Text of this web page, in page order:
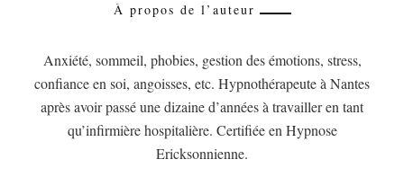
À propos de l’auteur
Anxiété, sommeil, phobies, gestion des émotions, stress,
confiance en soi, angoisses, etc. Hypnothérapeute à Nantes
après avoir passé une dizaine d’années à travailler en tant
qu’infirmière hospitalière. Certifiée en Hypnose
Ericksonnienne.